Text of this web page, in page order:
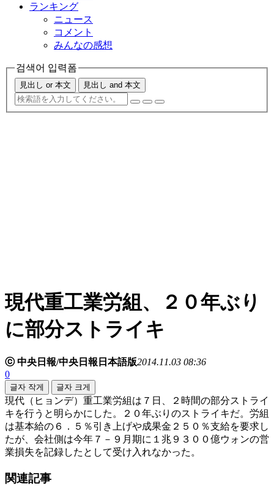
ランキング
ニュース
コメント
みんなの感想
검색어 입력폼
見出し or 本文 見出し and 本文
現代重工業労組、２０年ぶり
に部分ストライキ
ⓒ 中央日報/中央日報日本語版2014.11.03 08:36
0
글자 작게 글자 크게
現代（ヒョンデ）重工業労組は７日、２時間の部分ストライ
キを行うと明らかにした。２０年ぶりのストライキだ。労組
は基本給の６．５％引き上げや成果金２５０％支給を要求し
たが、会社側は今年７－９月期に１兆９３００億ウォンの営
業損失を記録したとして受け入れなかった。
関連記事